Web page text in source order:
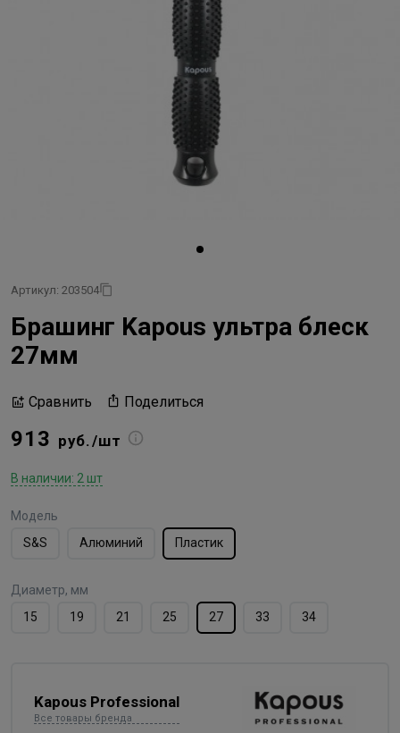
Артикул: 203504
Брашинг Kapous ультра блеск
27мм
Сравнить Поделиться
913 руб./шт
В наличии: 2 шт
Модель
S&S
Алюминий Пластик
Диаметр, мм
15
19 21 25 27 33 34
Kapous Professional
Все товары бренда